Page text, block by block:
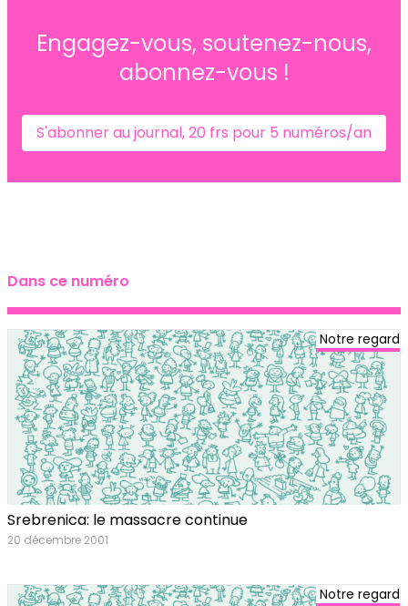
Engagez-vous, soutenez-nous,
abonnez-vous !
S'abonner au journal, 20 frs pour 5 numéros/an
Dans ce numéro
Notre regard
Srebrenica: le massacre continue
20 décembre 2001
Notre regard